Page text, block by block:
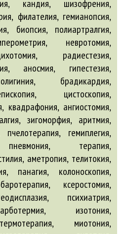
кандия, шизофрения,
филателия, гемианопсия,
биопсия, полиартралгия,
невротомия,
радиестезия,
аносмия, гипестезия,
брадикардия,
цистоскопия,
квадрафония, ангиостомия,
зигоморфия, аритмия,
гемиплегия,
пневмония, терапия,
аметропия, телитокия,
панагия, колоноскопия,
ксеростомия,
психиатрия,
изотония,
миотония,